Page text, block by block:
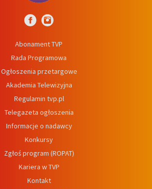
Abonament TVP
Rada Programowa
Ogłoszenia przetargowe
Akademia Telewizyjna
Regulamin tvp.pl
Telegazeta ogłoszenia
Informacje o nadawcy
Konkursy
Zgłoś program (ROPAT)
Kariera w TVP
Kontakt